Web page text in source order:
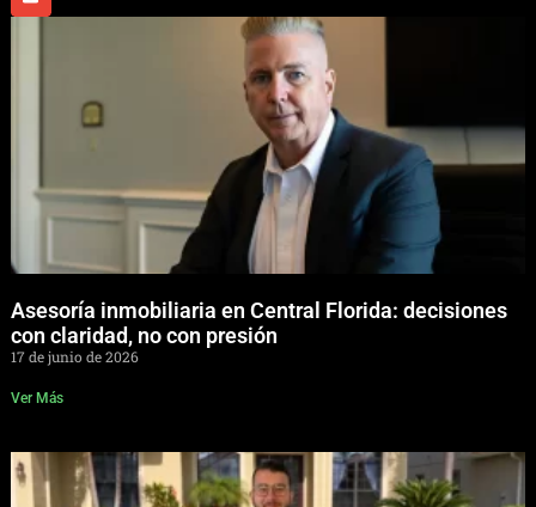
Asesoría inmobiliaria en Central Florida: decisiones
con claridad, no con presión
17 de junio de 2026
Ver Más